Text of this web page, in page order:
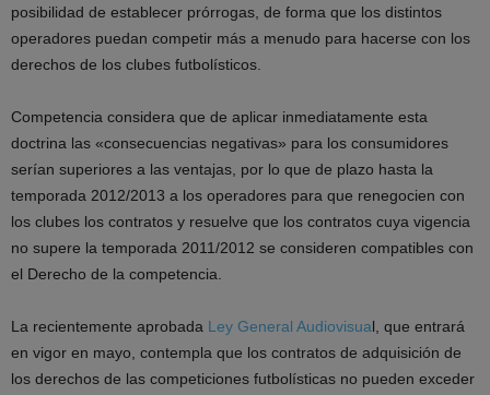
posibilidad de establecer prórrogas, de forma que los distintos
operadores puedan competir más a menudo para hacerse con los
derechos de los clubes futbolísticos.
Competencia considera que de aplicar inmediatamente esta
doctrina las «consecuencias negativas» para los consumidores
serían superiores a las ventajas, por lo que de plazo hasta la
temporada 2012/2013 a los operadores para que renegocien con
los clubes los contratos y resuelve que los contratos cuya vigencia
no supere la temporada 2011/2012 se consideren compatibles con
el Derecho de la competencia.
La recientemente aprobada Ley General Audiovisual, que entrará
en vigor en mayo, contempla que los contratos de adquisición de
los derechos de las competiciones futbolísticas no pueden exceder